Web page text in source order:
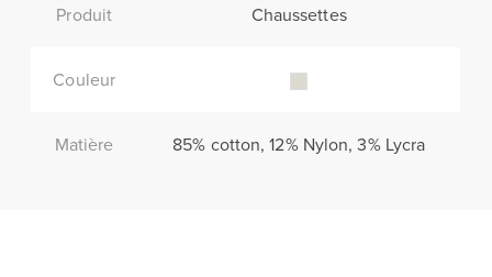
Produit Chaussettes
Couleur
Matière 85% cotton, 12% Nylon, 3% Lycra